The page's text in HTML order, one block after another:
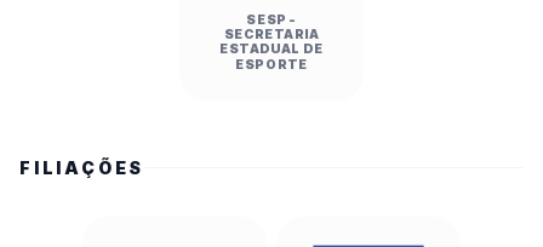
SESP -
SECRETARIA
ESTADUAL DE
ESPORTE
FILIAÇÕES